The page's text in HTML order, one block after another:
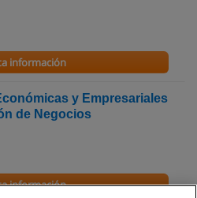
información
y Empresariales
de Negocios
información